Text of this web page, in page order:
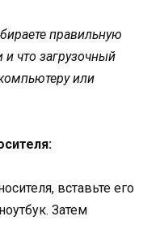
правильную
что загрузочный
или
вставьте его
Затем